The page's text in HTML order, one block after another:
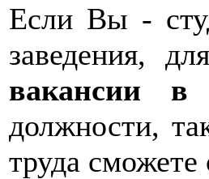
Если Вы -
заведения,
вакансии в
должности,
труда